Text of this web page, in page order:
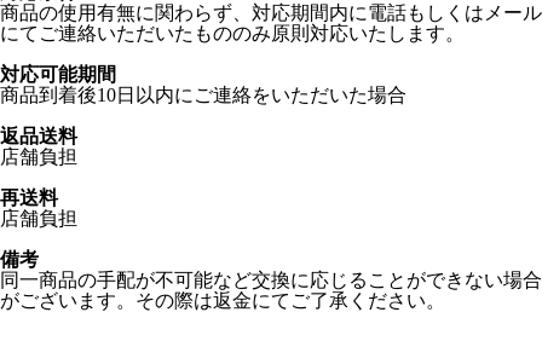
商品の使用有無に関わらず、対応期間内に電話もしくはメール
にてご連絡いただいたもののみ原則対応いたします。
対応可能期間
商品到着後10日以内にご連絡をいただいた場合
返品送料
店舗負担
再送料
店舗負担
備考
同一商品の手配が不可能など交換に応じることができない場合
がございます。その際は返金にてご了承ください。